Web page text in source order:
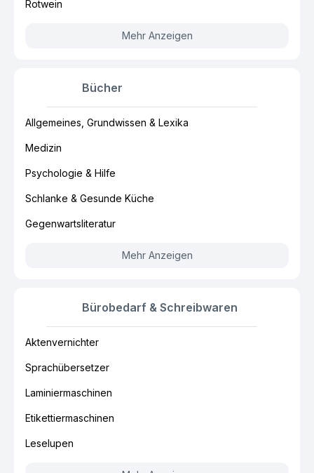
Rotwein
Mehr Anzeigen
Bücher
Allgemeines, Grundwissen & Lexika
Medizin
Psychologie & Hilfe
Schlanke & Gesunde Küche
Gegenwartsliteratur
Mehr Anzeigen
Bürobedarf & Schreibwaren
Aktenvernichter
Sprachübersetzer
Laminiermaschinen
Etikettiermaschinen
Leselupen